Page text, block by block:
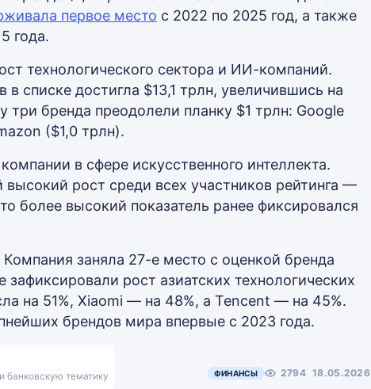
первое место с 2022 по 2025 год, а также
года.
технологического сектора и ИИ-компаний.
списке достигла $13,1 трлн, увеличившись на
три бренда преодолели планку $1 трлн: Google
($1,0 трлн).
в сфере искусственного интеллекта.
рост среди всех участников рейтинга —
более высокий показатель ранее фиксировался
заняла 27-е место с оценкой бренда
рост азиатских технологических
на 51%, Xiaomi — на 48%, а Tencent — на 45%.
брендов мира впервые с 2023 года.
банковскую тематику ФИНАНСЫ 2794 18.05.2026